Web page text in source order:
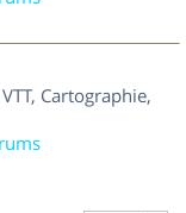
Cartographie,